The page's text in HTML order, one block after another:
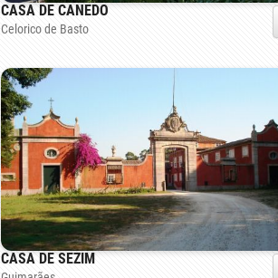
CASA DE CANEDO
Celorico de Basto
CASA DE SEZIM